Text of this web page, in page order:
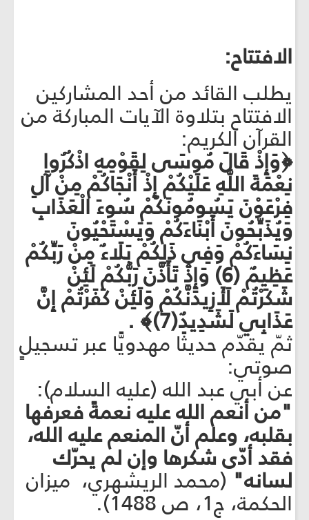
الافتتاح:
يطلب القائد من أحد المشاركين
الافتتاح بتلاوة الآيات المباركة من
القرآن الكريم:
﴿وَإِذْ قَالَ مُوسَى لِقَوْمِهِ اذْكُرُوا
نِعْمَةَ اللَّهِ عَلَيْكُمْ إِذْ أَنْجَاكُمْ مِنْ آَلِ
فِرْعَوْنَ يَسُومُونَكُمْ سُوءَ الْعَذَابِ
وَيُذَبِّحُونَ أَبْنَاءَكُمْ وَيَسْتَحْيُونَ
نِسَاءَكُمْ وَفِي ذَلِكُمْ بَلَاءٌ مِنْ رَبِّكُمْ
عَظِيمٌ (6) وَإِذْ تَأَذَّنَ رَبُّكُمْ لَئِنْ
شَكَرْتُمْ لَأَزِيدَنَّكُمْ وَلَئِنْ كَفَرْتُمْ إِنَّ
عَذَابِي لَشَدِيدٌ(7)﴾ .
ثمّ يقدّم حديثًا مهدويًّا عبر تسجيلٍ
صوتي:
عن أبي عبد الله (عليه السلام):
"من أنعم الله عليه نعمةً فعرفها
بقلبه، وعلم أنّ المنعم عليه الله،
فقد أدّى شكرها وإن لم يحرّك
لسانه" (محمد الريشهري، ميزان
الحكمة، ج1، ص 1488).